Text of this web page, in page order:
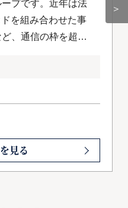
プです。近年は法
を組み合わせた事
、通信の枠を超え
外事業にも積極的
でグローバルな成
見る
＞